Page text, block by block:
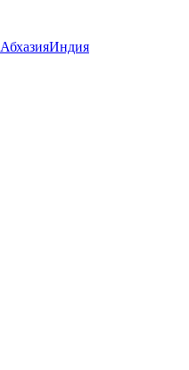
АбхазияИндия